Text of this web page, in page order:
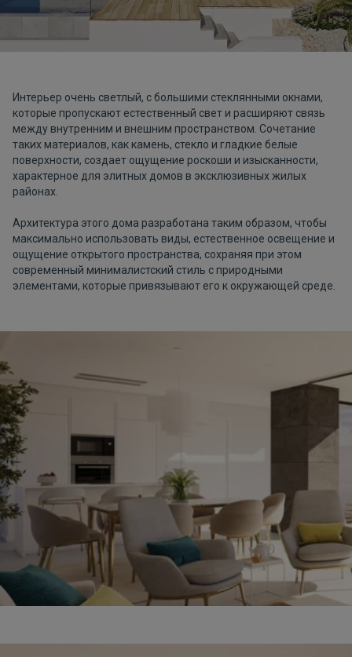
Интерьер очень светлый, с большими стеклянными окнами,
которые пропускают естественный свет и расширяют связь
между внутренним и внешним пространством. Сочетание
таких материалов, как камень, стекло и гладкие белые
поверхности, создает ощущение роскоши и изысканности,
характерное для элитных домов в эксклюзивных жилых
районах.
Архитектура этого дома разработана таким образом, чтобы
максимально использовать виды, естественное освещение и
ощущение открытого пространства, сохраняя при этом
современный минималистский стиль с природными
элементами, которые привязывают его к окружающей среде.